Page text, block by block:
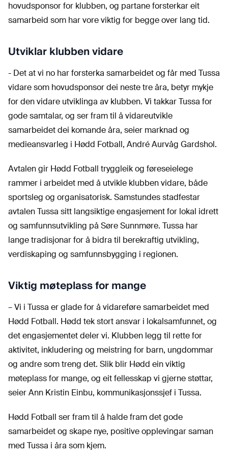
hovudsponsor for klubben, og partane forsterkar eit
samarbeid som har vore viktig for begge over lang tid.
Utviklar klubben vidare
- Det at vi no har forsterka samarbeidet og får med Tussa
vidare som hovudsponsor dei neste tre åra, betyr mykje
for den vidare utviklinga av klubben. Vi takkar Tussa for
gode samtalar, og ser fram til å vidareutvikle
samarbeidet dei komande åra, seier marknad og
medieansvarleg i Hødd Fotball, André Aurvåg Gardshol.
Avtalen gir Hødd Fotball tryggleik og føreseielege
rammer i arbeidet med å utvikle klubben vidare, både
sportsleg og organisatorisk. Samstundes stadfestar
avtalen Tussa sitt langsiktige engasjement for lokal idrett
og samfunnsutvikling på Søre Sunnmøre. Tussa har
lange tradisjonar for å bidra til berekraftig utvikling,
verdiskaping og samfunnsbygging i regionen.
Viktig møteplass for mange
– Vi i Tussa er glade for å vidareføre samarbeidet med
Hødd Fotball. Hødd tek stort ansvar i lokalsamfunnet, og
det engasjementet deler vi. Klubben legg til rette for
aktivitet, inkludering og meistring for barn, ungdommar
og andre som treng det. Slik blir Hødd ein viktig
møteplass for mange, og eit fellesskap vi gjerne støttar,
seier Ann Kristin Einbu, kommunikasjonssjef i Tussa.
Hødd Fotball ser fram til å halde fram det gode
samarbeidet og skape nye, positive opplevingar saman
med Tussa i åra som kjem.